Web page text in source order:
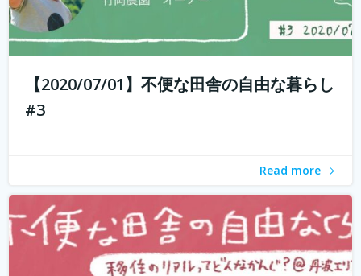
【2020/07/01】不便な田舎の自由な暮らし
#3
Read more
もしかして田舎のことを、遠いしコンビニないし仕事も無
いし、なんて思ってませんか？ 兵庫県丹波地域は「都会に
る。 「不便な田舎の自由な暮らし」...続きを読む